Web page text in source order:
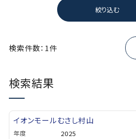
絞り込む
検索件数：1件
検索結果
イオンモールむさし村山
年度 2025